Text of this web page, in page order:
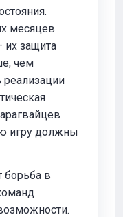
месяцев
их защита
чем
реализации
игру должны
в